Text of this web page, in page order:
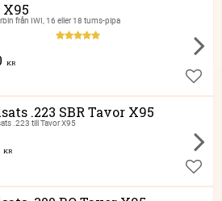
från IWI, 16 eller 18 tums-pipa
KR
Lägg
.223 SBR Tavor X95
.223 till Tavor X95
KR
Lägg